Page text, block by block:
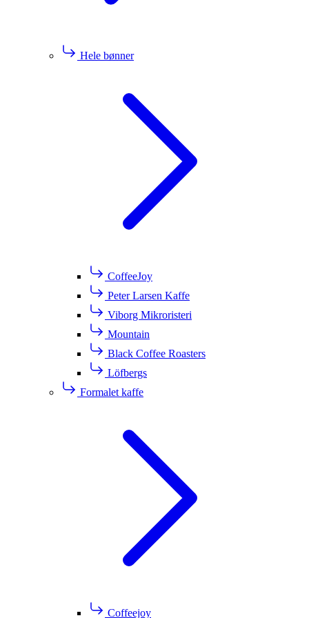
Hele bønner
CoffeeJoy
Peter Larsen Kaffe
Viborg Mikroristeri
Mountain
Black Coffee Roasters
Löfbergs
Formalet kaffe
Coffeejoy